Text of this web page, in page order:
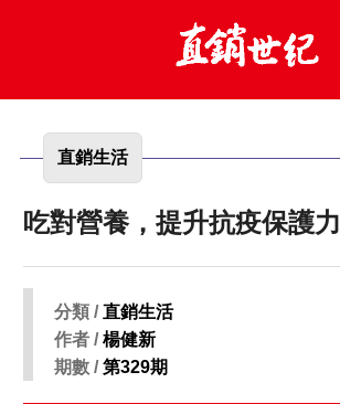
直銷生活
吃對營養，提升抗疫保護力
分類 /直銷生活
作者 /楊健新
期數 /第329期